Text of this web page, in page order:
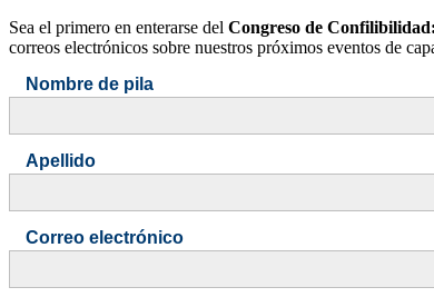
Sea el primero en enterarse del Congreso de
correos electrónicos sobre nuestros próximos eventos de
Nombre de pila
Apellido
Correo electrónico